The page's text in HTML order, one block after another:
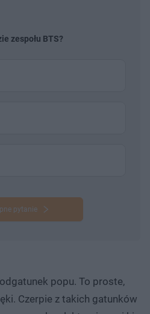
zespołu BTS?
pytanie
popu. To proste,
Czerpie z takich gatunków